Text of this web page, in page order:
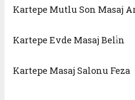
Kartepe Mutlu Son Masaj
Kartepe Evde Masaj Beli̇n
Kartepe Masaj Salonu Feza